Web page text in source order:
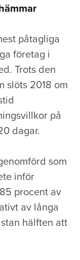
påtagliga
företag i
Trots den
slöts 2018 om
på
dagar.
som
inför
procent av
av långa
hälften att